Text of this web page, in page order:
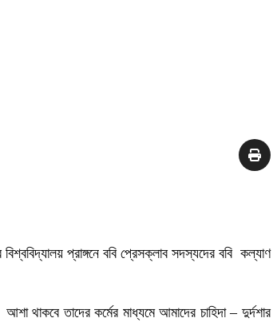
প্রাঙ্গনে ববি প্রেসক্লাব সদস্যদের ববি কল্যাণ
থাকবে তাদের কর্মের মাধ্যমে আমাদের চাহিদা – দুর্দশার